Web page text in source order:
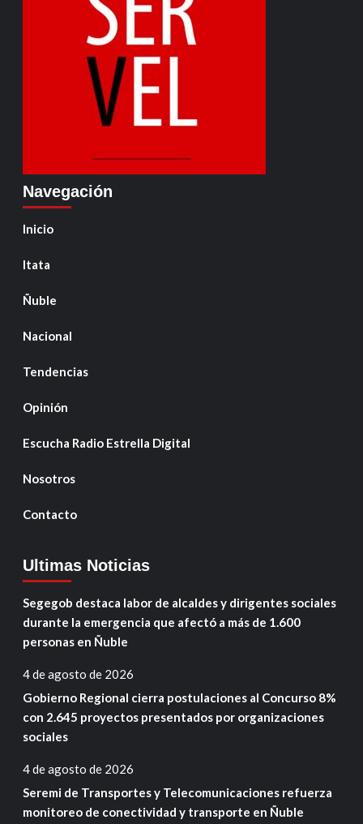
Navegación
Inicio
Itata
Ñuble
Nacional
Tendencias
Opinión
Escucha Radio Estrella Digital
Nosotros
Contacto
Ultimas Noticias
Segegob destaca labor de alcaldes y dirigentes sociales
durante la emergencia que afectó a más de 1.600
personas en Ñuble
4 de agosto de 2026
Gobierno Regional cierra postulaciones al Concurso 8%
con 2.645 proyectos presentados por organizaciones
sociales
4 de agosto de 2026
Seremi de Transportes y Telecomunicaciones refuerza
monitoreo de conectividad y transporte en Ñuble